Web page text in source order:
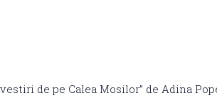
de pe Calea Mosilor” de Adina